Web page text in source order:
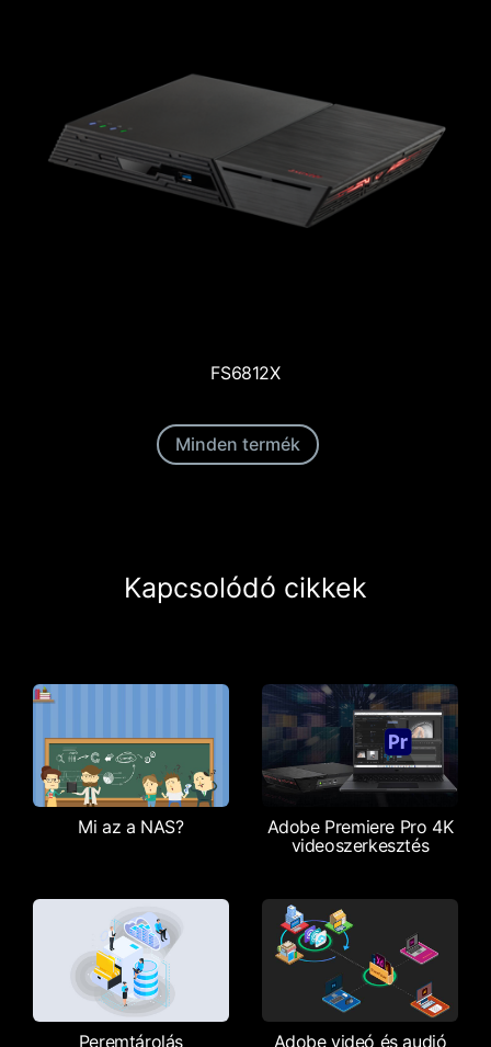
FS6812X
Minden termék
Kapcsolódó cikkek
Mi az a NAS?
Adobe Premiere Pro 4K
videoszerkesztés
Peremtárolás Adobe videó és audió